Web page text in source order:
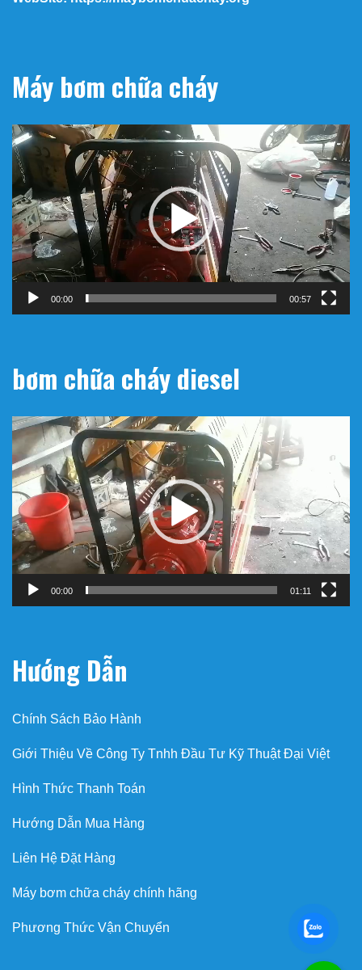
Máy bơm chữa cháy
Trình
chơi
Video
00:00 00:57
bơm chữa cháy diesel
Trình
chơi
Video
00:00 01:11
Hướng Dẫn
Chính Sách Bảo Hành
Giới Thiệu Về Công Ty Tnhh Đầu Tư Kỹ Thuật Đại Việt
Hình Thức Thanh Toán
Hướng Dẫn Mua Hàng
Liên Hệ Đặt Hàng
Máy bơm chữa cháy chính hãng
Phương Thức Vận Chuyển